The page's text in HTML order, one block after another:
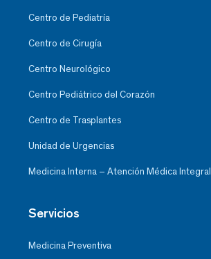
Centro de Pediatría
Centro de Cirugía
Centro Neurológico
Centro Pediátrico del Corazón
Centro de Trasplantes
Unidad de Urgencias
Medicina Interna – Atención Médica Integral
Servicios
Medicina Preventiva